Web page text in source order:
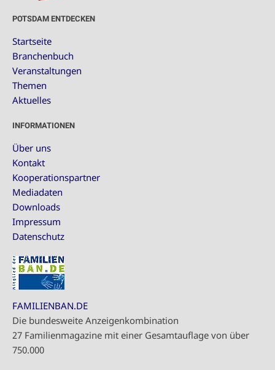
POTSDAM ENTDECKEN
Startseite
Branchenbuch
Veranstaltungen
Themen
Aktuelles
INFORMATIONEN
Über uns
Kontakt
Kooperationspartner
Mediadaten
Downloads
Impressum
Datenschutz
FAMILIENBAN.DE
Die bundesweite Anzeigenkombination
27 Familienmagazine mit einer Gesamtauflage von über
750.000